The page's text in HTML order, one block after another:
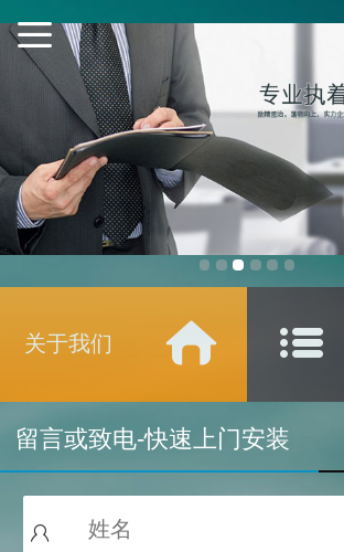
关于我们
留言或致电-快速上门安装